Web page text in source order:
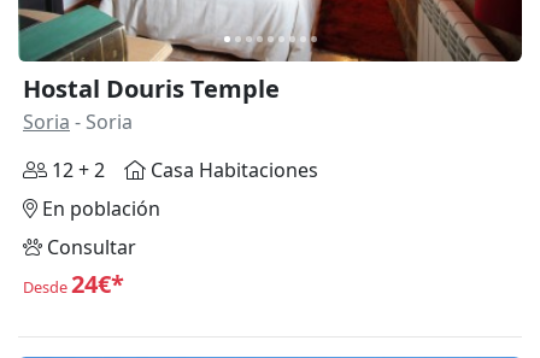
Hostal Douris Temple
Soria - Soria
12 + 2
Casa Habitaciones
En población
Consultar
Desde24€*